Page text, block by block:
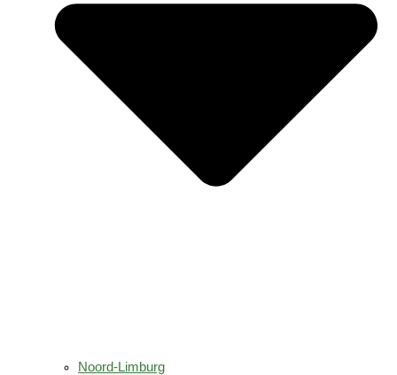
Noord-Limburg